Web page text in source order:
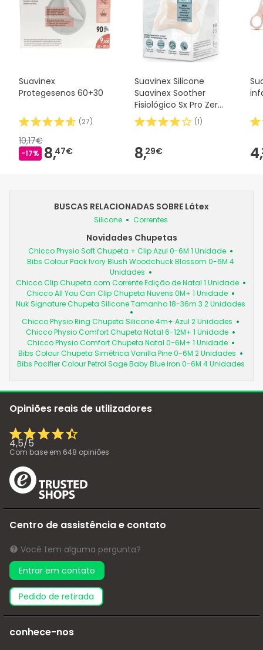
Suavinex
Protegesenos 60+30
(27)
10,17€
-17% 8,47€
Suavinex Silicone
Suavinex Soother
Fisiológico Sx Pro Zero
2m 1 peça
(1)
8,29€ 4,
BUSCAS RELACIONADAS SOBRE Látex
Silicone Correntes
Novidades Chupetas
Chicco Physio Soft Chupeta + Clip Azul 0-6M 1 Unidade
Bibs Colour Pack Ivory Blush Woodchuck Blossom 0-6M 4
Unidades
Chicco Clip Chupeta com Corrente Edição de Natal 1 Unidade
Chicco All You Can Clip Chupeta Nuvens 0M+ 1 Unidade
Nuk Signature Chupeta Silicone Tamanho 18-36m 3 2 Unidades
Chicco Physio Ring Chupeta Silicone 4m+ Azul 2 Unidades
Chicco Physio Comfort Chupeta Natal 6-12M+ 1 Unidade
Chicco Physio Comfort Chupeta Natal 0-6M+ 1 Unidade
Bibs Colour Chupeta Simétrica Vanilla Pine 0-6M 2 Unidades
Bibs Pacifier Colour Petrol Sage Baby Blue Iron 0-6M 4 Unidades
Opiniões reais de utilizadores
4,5/5
Com base em 648 opiniões
Centro de assistência e contato
Você tem alguma pergunta?
Entrar em contato
pedido de retirada
conhece-nos